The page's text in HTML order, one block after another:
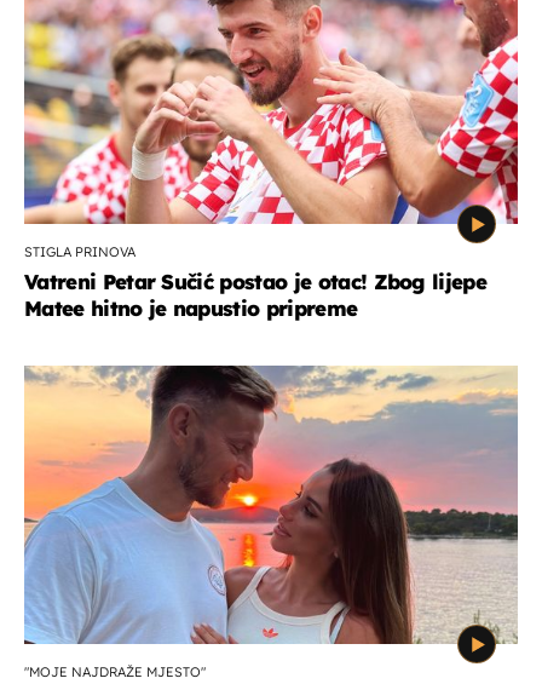
STIGLA PRINOVA
Vatreni Petar Sučić postao je otac! Zbog lijepe
Matee hitno je napustio pripreme
"MOJE NAJDRAŽE MJESTO"